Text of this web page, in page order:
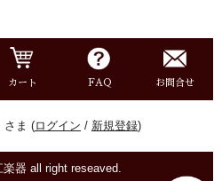
カート FAQ お問合せ
さま (ログイン / 新規登録)
器 all right reseaved.